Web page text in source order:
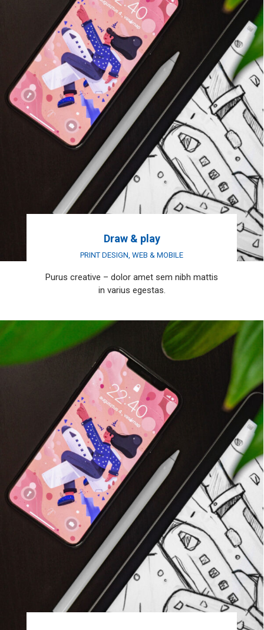
Draw & play
PRINT DESIGN, WEB & MOBILE
Purus creative – dolor amet sem nibh mattis
in varius egestas.